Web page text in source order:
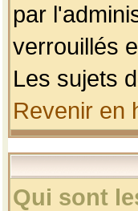
par
verrouillés
Les sujets
Revenir en
Qui sont